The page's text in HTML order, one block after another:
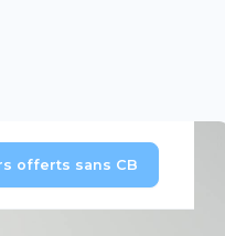
offerts sans CB